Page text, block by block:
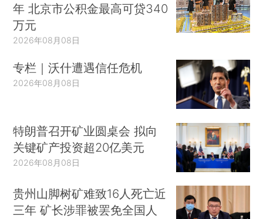
年 北京市公积金最高可贷340
万元
2026年08月08日
专栏｜沃什遭遇信任危机
2026年08月08日
特朗普召开矿业圆桌会 拟向
关键矿产投资超20亿美元
2026年08月08日
贵州山脚树矿难致16人死亡近
三年 矿长涉罪被罢免全国人